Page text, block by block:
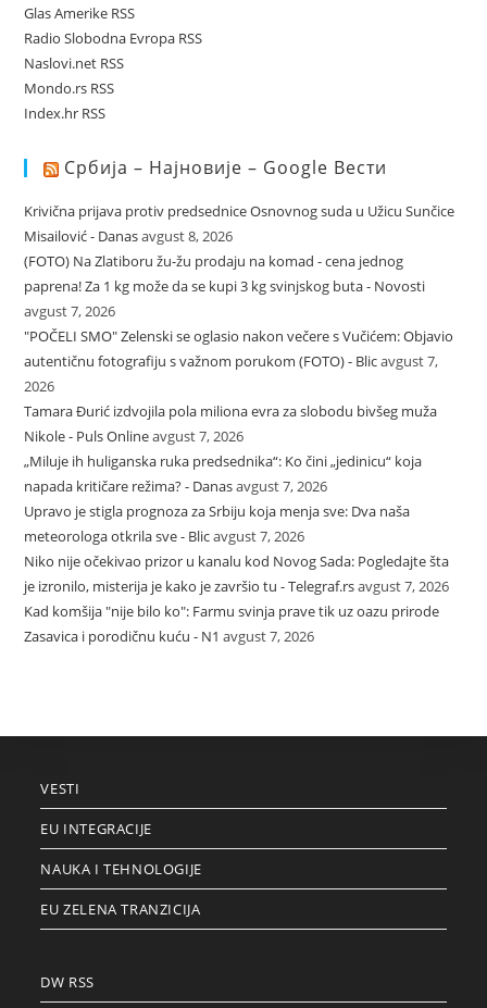
Glas Amerike RSS
Radio Slobodna Evropa RSS
Naslovi.net RSS
Mondo.rs RSS
Index.hr RSS
Србија – Најновије – Google Вести
Krivična prijava protiv predsednice Osnovnog suda u Užicu Sunčice
Misailović - Danasavgust 8, 2026
(FOTO) Na Zlatiboru žu-žu prodaju na komad - cena jednog
paprena! Za 1 kg može da se kupi 3 kg svinjskog buta - Novosti
avgust 7, 2026
"POČELI SMO" Zelenski se oglasio nakon večere s Vučićem: Objavio
autentičnu fotografiju s važnom porukom (FOTO) - Blicavgust 7,
2026
Tamara Đurić izdvojila pola miliona evra za slobodu bivšeg muža
Nikole - Puls Onlineavgust 7, 2026
„Miluje ih huliganska ruka predsednika“: Ko čini „jedinicu“ koja
napada kritičare režima? - Danasavgust 7, 2026
Upravo je stigla prognoza za Srbiju koja menja sve: Dva naša
meteorologa otkrila sve - Blicavgust 7, 2026
Niko nije očekivao prizor u kanalu kod Novog Sada: Pogledajte šta
je izronilo, misterija je kako je završio tu - Telegraf.rsavgust 7, 2026
Kad komšija "nije bilo ko": Farmu svinja prave tik uz oazu prirode
Zasavica i porodičnu kuću - N1 avgust 7, 2026
VESTI
EU INTEGRACIJE
NAUKA I TEHNOLOGIJE
EU ZELENA TRANZICIJA
DW RSS